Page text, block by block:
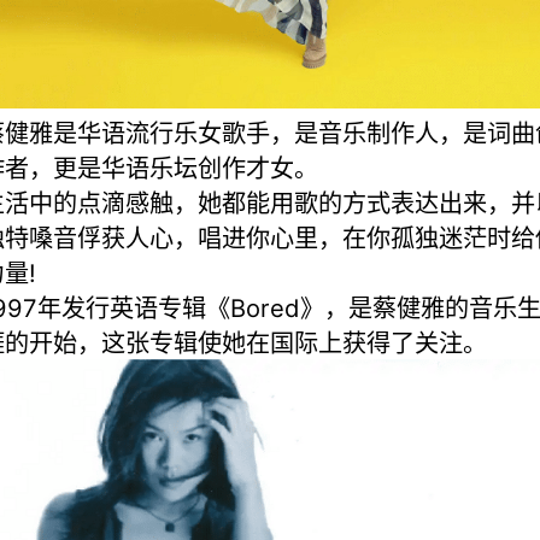
雅是华语流行乐女歌手，是音乐制作人，是词
，更是华语乐坛创作才女。
中的点滴感触，她都能用歌的方式表达出来，
嗓音俘获人心，唱进你心里，在你孤独迷茫时
!
年发行英语专辑《Bored》，是蔡健雅的音乐生
开始，这张专辑使她在国际上获得了关注。